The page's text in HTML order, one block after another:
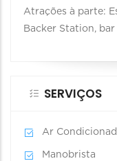
Atrações à parte:
Backer Station,
SERVIÇOS
Ar
Manobrista